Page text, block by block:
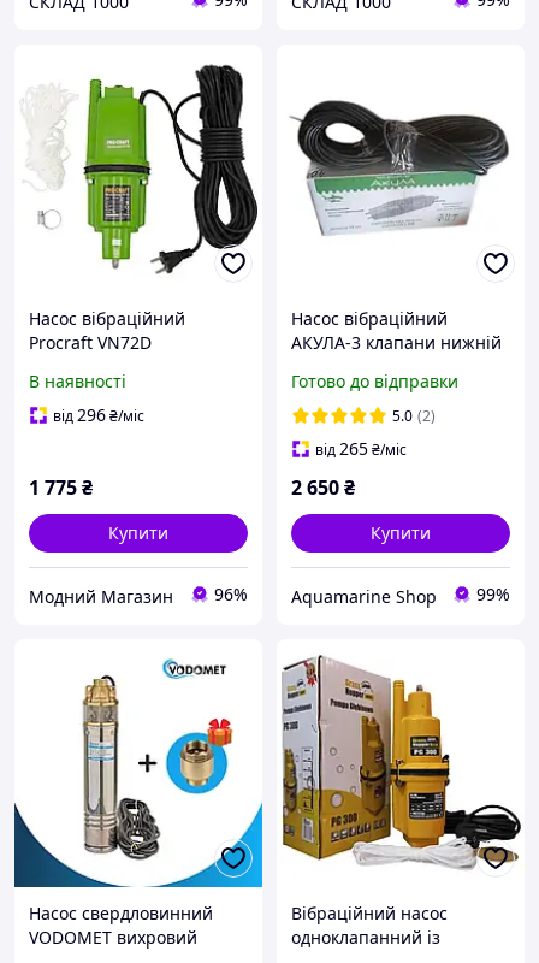
Насос вібраційний
Procraft VN72D
В наявності
від296₴/міс
1 775₴
Купити
Модний Магазин 96%
Насос вібраційний
АКУЛА-3 клапани нижній
Готово до відправки
5.0 (2)
від265₴/міс
2 650₴
Купити
Aquamarine Shop 99%
Насос свердловинний
VODOMET вихровий
Вібраційний насос
одноклапанний із